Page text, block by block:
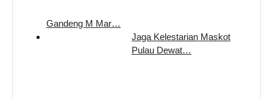
Gandeng M Mar…
Jaga Kelestarian Maskot
Pulau Dewat…